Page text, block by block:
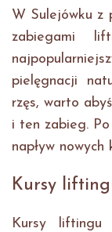
W Sulejówku z
zabiegami
pielęgnacji
rzęs, warto
i ten zabieg.
napływ nowych
Kursy
Kursy